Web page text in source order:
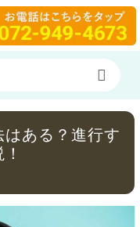
ある？進行す